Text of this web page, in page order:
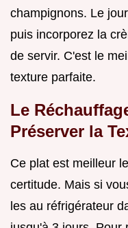
champignons. Le
puis incorporez la
de servir. C'est le
texture parfaite.
Le
Préserver la
Ce plat est meilleur
certitude. Mais si
les au réfrigérateur